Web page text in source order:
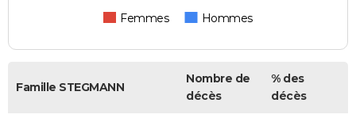
Femmes Hommes
Famille STEGMANN
Nombre de
décès
% des
décès